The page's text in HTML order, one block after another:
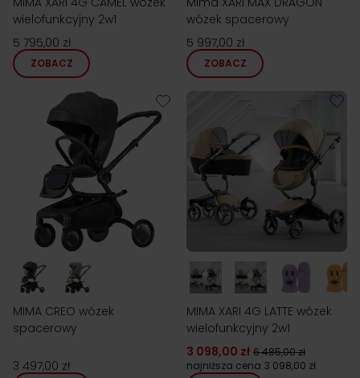
wielofunkcyjny 2w1
5 795,00 zł
ZOBACZ
wózek spacerowy
5 997,00 zł
ZOBACZ
MIMA CREO wózek
spacerowy
3 497,00 zł
MIMA XARI 4G LATTE wózek
wielofunkcyjny 2w1
3 098,00 zł 6 485,00 zł
najniższa cena 3 098,00 zł